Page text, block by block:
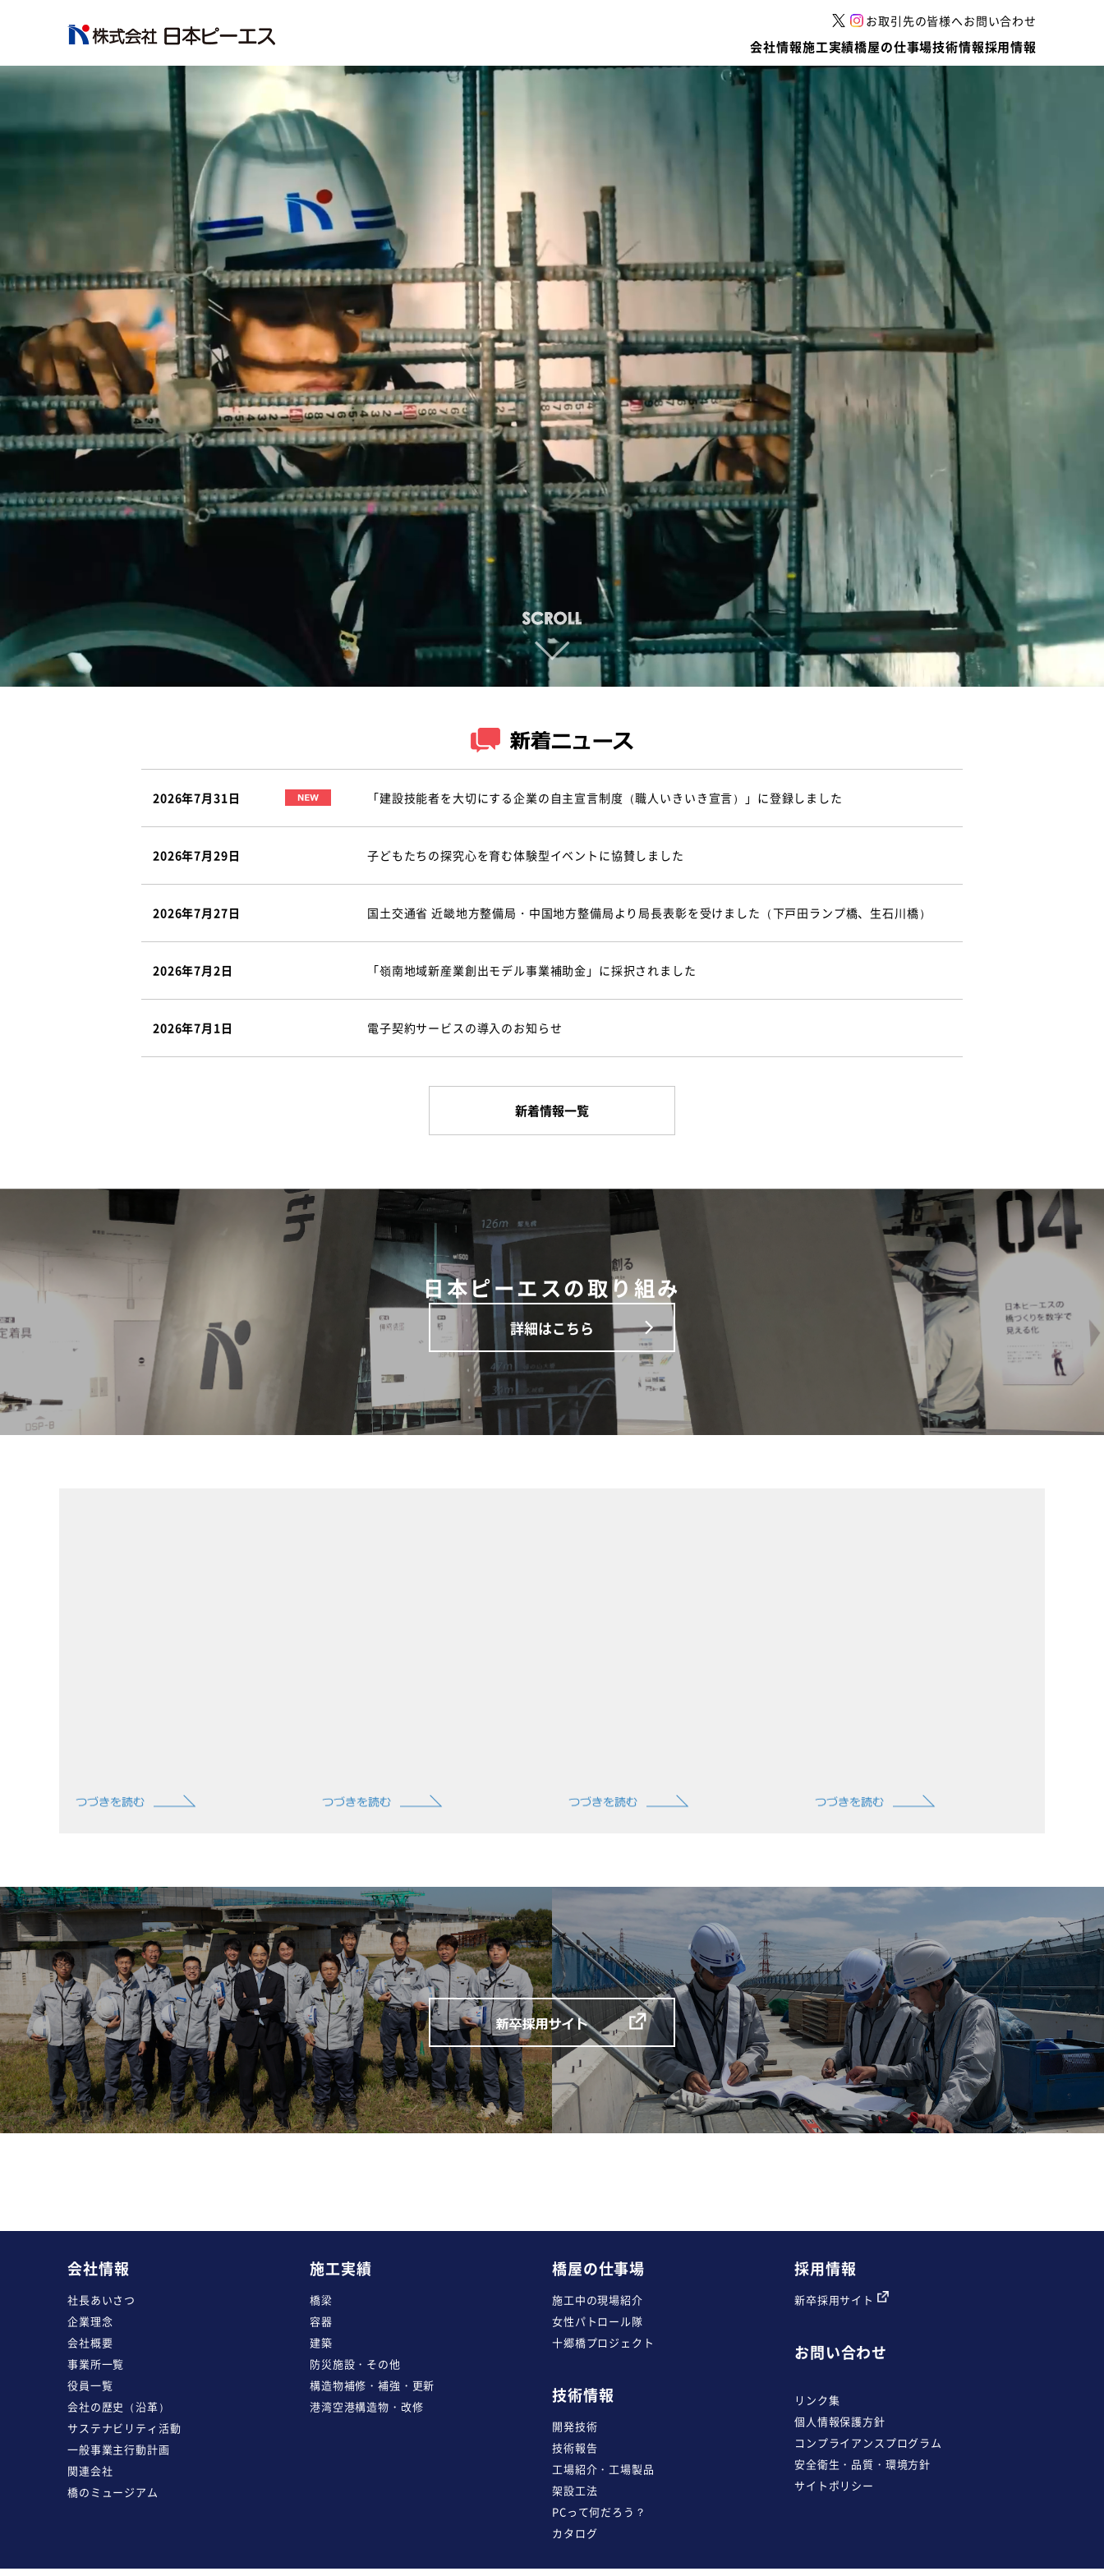
お取引先の皆様へお問い合わせ
会社情報施工実績橋屋の仕事場技術情報採用情報
2026年7月31日 「建設技能者を大切にする企業の自主宣言制度（職人いきいき宣言）」に登録しました
2026年7月29日 子どもたちの探究心を育む体験型イベントに協賛しました
2026年7月27日 国土交通省 近畿地方整備局・中国地方整備局より局長表彰を受けました（下戸田ランプ橋、生石川橋）
2026年7月2日 「嶺南地域新産業創出モデル事業補助金」に採択されました
2026年7月1日 電子契約サービスの導入のお知らせ
新着情報一覧
日本ピーエスの取り組み
詳細はこちら
会社情報
社長あいさつ
企業理念
会社概要
事業所一覧
役員一覧
会社の歴史（沿革）
サステナビリティ活動
一般事業主行動計画
関連会社
橋のミュージアム
施工実績
橋梁
容器
建築
防災施設・その他
構造物補修・補強・更新
港湾空港構造物・改修
橋屋の仕事場
施工中の現場紹介
女性パトロール隊
十郷橋プロジェクト
技術情報
開発技術
技術報告
工場紹介・工場製品
架設工法
PCって何だろう？
カタログ
採用情報
新卒採用サイト
お問い合わせ
リンク集
個人情報保護方針
コンプライアンスプログラム
安全衛生・品質・環境方針
サイトポリシー